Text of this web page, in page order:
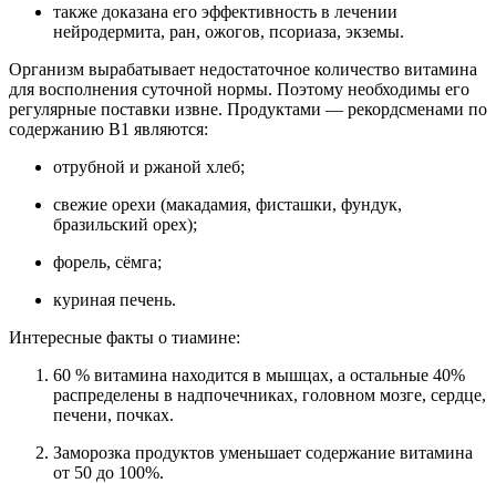
также доказана его эффективность в лечении
нейродермита, ран, ожогов, псориаза, экземы.
Организм вырабатывает недостаточное количество витамина
для восполнения суточной нормы. Поэтому необходимы его
регулярные поставки извне. Продуктами — рекордсменами по
содержанию В1 являются:
отрубной и ржаной хлеб;
свежие орехи (макадамия, фисташки, фундук,
бразильский орех);
форель, сёмга;
куриная печень.
Интересные факты о тиамине:
60 % витамина находится в мышцах, а остальные 40%
распределены в надпочечниках, головном мозге, сердце,
печени, почках.
Заморозка продуктов уменьшает содержание витамина
от 50 до 100%.